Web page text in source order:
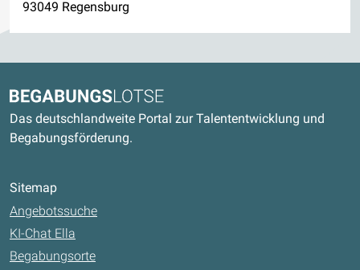
93049 Regensburg
Begabungslotse
Das deutschlandweite Portal zur Talententwicklung und
Begabungsförderung.
Sitemap
Angebotssuche
KI-Chat Ella
Begabungsorte